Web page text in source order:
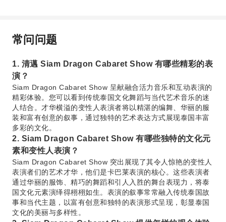
常问问题
1. 清邁 Siam Dragon Cabaret Show 有哪些精彩的表
演？
Siam Dragon Cabaret Show 呈献融合活力音乐和互动表演的
精彩体验。您可以看到传统泰国文化舞蹈与当代艺术音乐的迷
人结合。才华横溢的变性人表演者将以精湛的编舞、华丽的服
装和富有创意的叙事，通过独特的艺术表达方式展现泰国丰富
多彩的文化。
2. Siam Dragon Cabaret Show 有哪些独特的文化元
素和变性人表演？
Siam Dragon Cabaret Show 突出展现了其令人惊艳的变性人
表演者们的艺术才华，他们是卡巴莱表演的核心。这些表演者
通过华丽的服饰、精巧的舞蹈和引人入胜的舞台表现力，将泰
国文化元素演绎得栩栩如生。表演的叙事常常融入传统泰国故
事和当代主题，以富有创意和独特的表演形式呈现，彰显泰国
文化的美丽与多样性。